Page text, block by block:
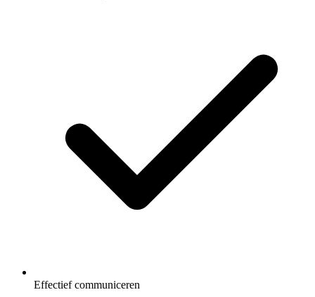
Effectief communiceren